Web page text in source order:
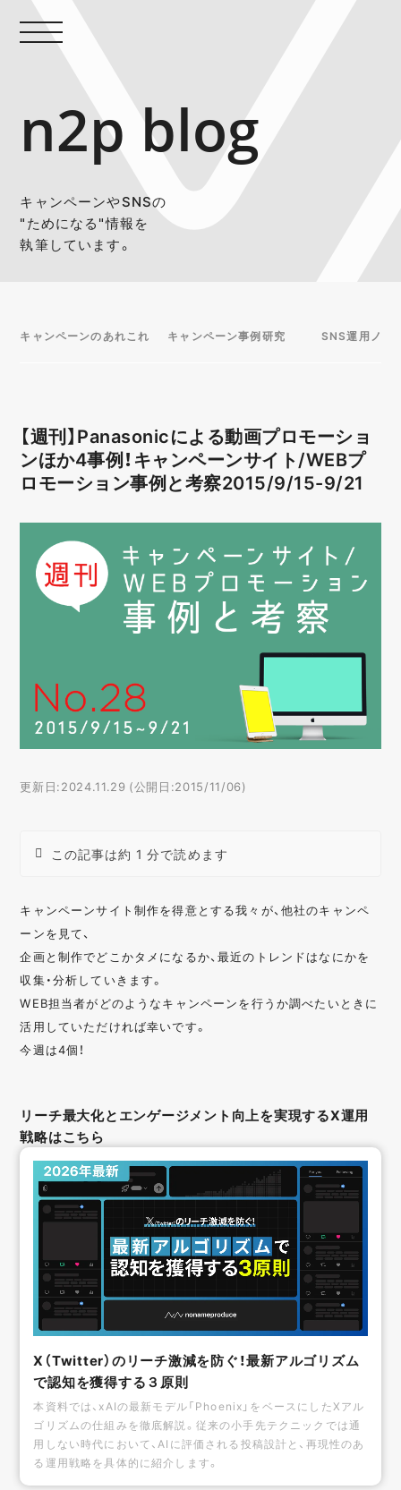
n2p blog
キャンペーンやSNSの
"ためになる"情報を
執筆しています。
キャンペーンのあれこれ キャンペーン事例研究 SNS運用ノウ
【週刊】Panasonicによる動画プロモーショ
ンほか4事例！キャンペーンサイト/WEBプ
ロモーション事例と考察2015/9/15-9/21
更新日:2024.11.29 (公開日:2015/11/06)
この記事は約 1 分で読めます
キャンペーンサイト制作を得意とする我々が、他社のキャンペ
ーンを見て、
企画と制作でどこかタメになるか、最近のトレンドはなにかを
収集・分析していきます。
WEB担当者がどのようなキャンペーンを行うか調べたいときに
活用していただければ幸いです。
今週は4個！
リーチ最大化とエンゲージメント向上を実現するX運用
戦略はこちら
X（Twitter）のリーチ激減を防ぐ！最新アルゴリズム
で認知を獲得する３原則
本資料では、xAIの最新モデル「Phoenix」をベースにしたXアル
ゴリズムの仕組みを徹底解説。従来の小手先テクニックでは通
用しない時代において、AIに評価される投稿設計と、再現性のあ
る運用戦略を具体的に紹介します。